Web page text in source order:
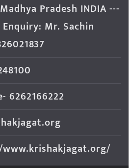
Pradesh INDIA ---
Mr. Sachin
6262166222